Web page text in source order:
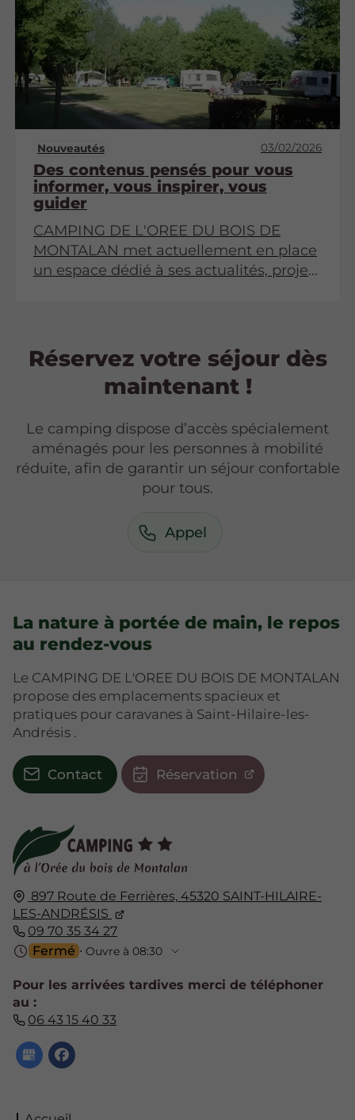
Nouveautés 03/02/2026
Des contenus pensés pour vous
informer, vous inspirer, vous
guider
CAMPING DE L'OREE DU BOIS DE
MONTALAN met actuellement en place
un espace dédié à ses actualités, projets
Réservez votre séjour dès
maintenant !
Le camping dispose d’accès spécialement
aménagés pour les personnes à mobilité
réduite, afin de garantir un séjour confortable
pour tous.
Appel
897 Route de Ferrières, 45320 SAINT-HILAIRE-
LES-ANDRÉSIS
09 70 35 34 27
Fermé ⋅ Ouvre à 08:30
Pour les arrivées tardives merci de téléphoner
au :
06 43 15 40 33
La nature à portée de main, le repos
au rendez-vous
Le CAMPING DE L'OREE DU BOIS DE MONTALAN
propose des emplacements spacieux et
pratiques pour caravanes à Saint-Hilaire-les-
Andrésis .
Contact Réservation